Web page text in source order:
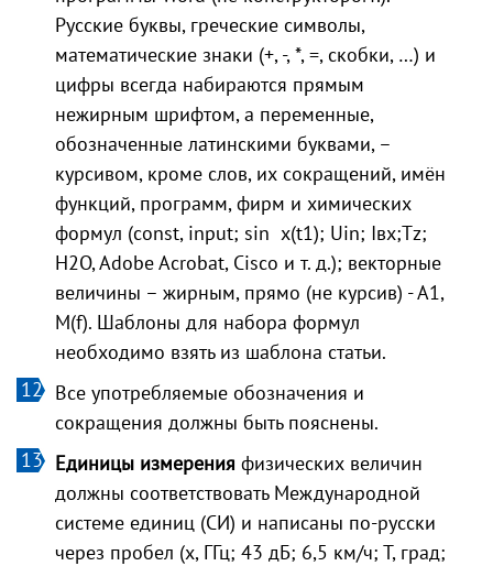
Русские буквы, греческие символы,
математические знаки (+, -, *, =, скобки, …) и
цифры всегда набираются прямым
нежирным шрифтом, а переменные,
обозначенные латинскими буквами, –
курсивом, кроме слов, их сокращений, имён
функций, программ, фирм и химических
формул (const, input; sin x(t1); Uin; Iвх;Тz;
H2O, Adobe Acrobat, Сisco и т. д.); векторные
величины – жирным, прямо (не курсив) - А1,
М(f). Шаблоны для набора формул
необходимо взять из шаблона статьи.
Все употребляемые обозначения и
сокращения должны быть пояснены.
Единицы измерения физических величин
должны соответствовать Международной
системе единиц (СИ) и написаны по-русски
через пробел (х, ГГц; 43 дБ; 6,5 км/ч; Т, град;